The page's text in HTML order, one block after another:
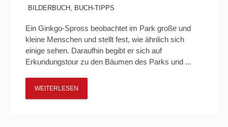
BILDERBUCH , BUCH-TIPPS
Ein Ginkgo-Spross beobachtet im Park große und
kleine Menschen und stellt fest, wie ähnlich sich
einige sehen. Daraufhin begibt er sich auf
Erkundungstour zu den Bäumen des Parks und ...
WEITERLESEN